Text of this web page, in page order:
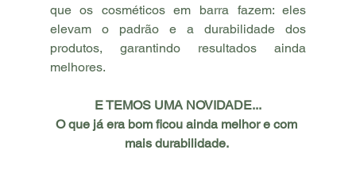
que os cosméticos em barra fazem: eles
elevam o padrão e a durabilidade dos
produtos, garantindo resultados ainda
melhores.
E TEMOS UMA NOVIDADE...
O que já era bom ficou ainda melhor e com
mais durabilidade.